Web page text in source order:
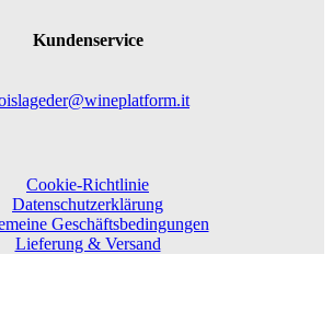
Kundenservice
Cookie-Richtlinie
Datenschutzerklärung
Geschäftsbedingungen
Lieferung & Versand